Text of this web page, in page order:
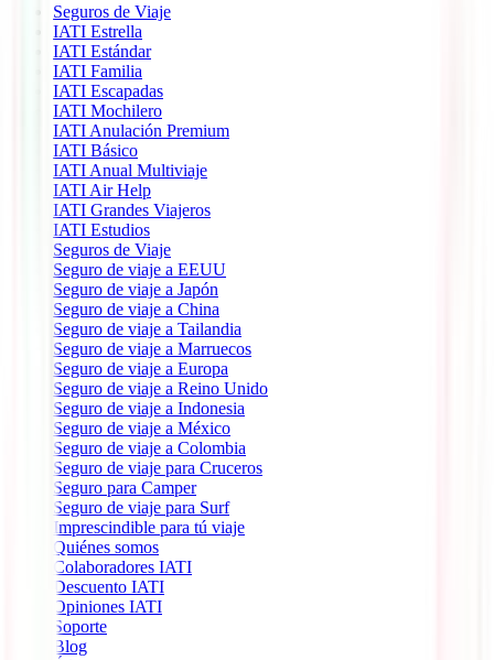
Seguros de Viaje
IATI Estrella
IATI Estándar
IATI Familia
IATI Escapadas
IATI Mochilero
IATI Anulación Premium
IATI Básico
IATI Anual Multiviaje
IATI Air Help
IATI Grandes Viajeros
IATI Estudios
Seguros de Viaje
Seguro de viaje a EEUU
Seguro de viaje a Japón
Seguro de viaje a China
Seguro de viaje a Tailandia
Seguro de viaje a Marruecos
Seguro de viaje a Europa
Seguro de viaje a Reino Unido
Seguro de viaje a Indonesia
Seguro de viaje a México
Seguro de viaje a Colombia
Seguro de viaje para Cruceros
Seguro para Camper
Seguro de viaje para Surf
Imprescindible para tú viaje
Quiénes somos
Colaboradores IATI
Descuento IATI
Opiniones IATI
Soporte
Blog